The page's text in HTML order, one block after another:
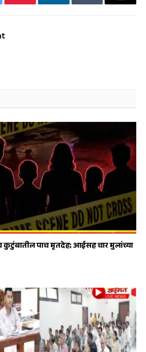
Pinterest LinkedInTumblr Email
कुटुंबातील पाच मृतदेह; आईसह चार मुलांच्या